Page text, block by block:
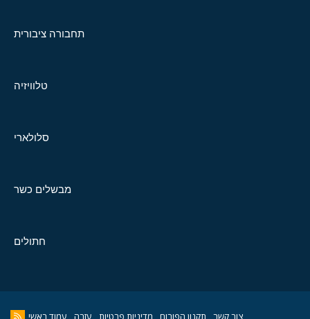
תחבורה ציבורית
טלוויזיה
סלולארי
מבשלים כשר
חתולים
צור קשר תקנון הפורום מדיניות פרטיות עזרה עמוד ראשי